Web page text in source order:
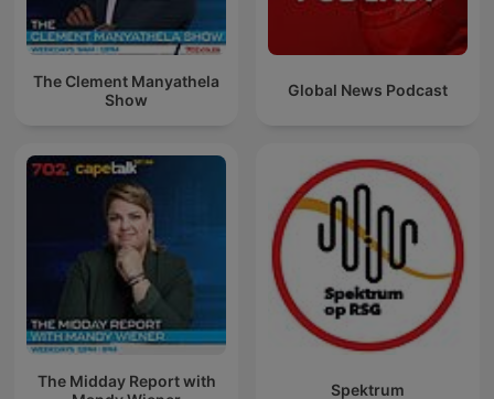
The Clement Manyathela
Show
Global News Podcast
The Midday Report with
Spektrum